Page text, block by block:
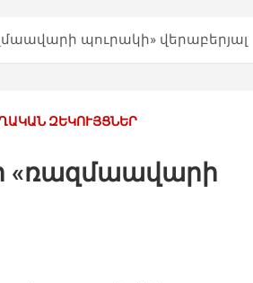
պուրակի» վերաբերյալ
ԶԵԿՈՒՅՑՆԵՐ
«ռազմաավարի